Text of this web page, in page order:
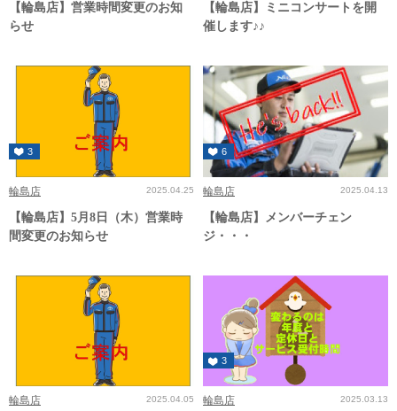
【輪島店】営業時間変更のお知
らせ
【輪島店】ミニコンサートを開
催します♪♪
3
輪島店 2025.04.25
【輪島店】5月8日（木）営業時
間変更のお知らせ
6
輪島店 2025.04.13
【輪島店】メンバーチェン
ジ・・・
輪島店 2025.04.05
3
輪島店 2025.03.13